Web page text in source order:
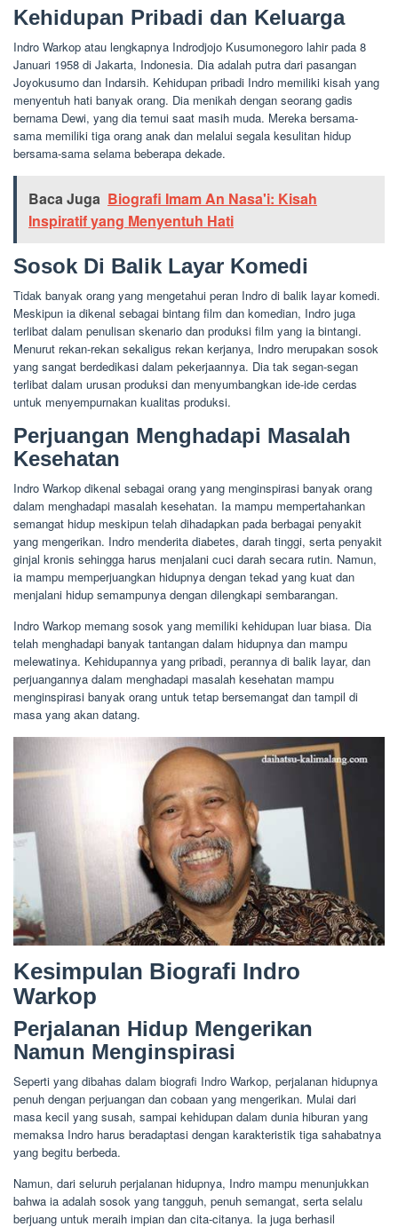
Kehidupan Pribadi dan Keluarga
Indro Warkop atau lengkapnya Indrodjojo Kusumonegoro lahir pada 8
Januari 1958 di Jakarta, Indonesia. Dia adalah putra dari pasangan
Joyokusumo dan Indarsih. Kehidupan pribadi Indro memiliki kisah yang
menyentuh hati banyak orang. Dia menikah dengan seorang gadis
bernama Dewi, yang dia temui saat masih muda. Mereka bersama-
sama memiliki tiga orang anak dan melalui segala kesulitan hidup
bersama-sama selama beberapa dekade.
Baca Juga Biografi Imam An Nasa'i: Kisah
Inspiratif yang Menyentuh Hati
Sosok Di Balik Layar Komedi
Tidak banyak orang yang mengetahui peran Indro di balik layar komedi.
Meskipun ia dikenal sebagai bintang film dan komedian, Indro juga
terlibat dalam penulisan skenario dan produksi film yang ia bintangi.
Menurut rekan-rekan sekaligus rekan kerjanya, Indro merupakan sosok
yang sangat berdedikasi dalam pekerjaannya. Dia tak segan-segan
terlibat dalam urusan produksi dan menyumbangkan ide-ide cerdas
untuk menyempurnakan kualitas produksi.
Perjuangan Menghadapi Masalah
Kesehatan
Indro Warkop dikenal sebagai orang yang menginspirasi banyak orang
dalam menghadapi masalah kesehatan. Ia mampu mempertahankan
semangat hidup meskipun telah dihadapkan pada berbagai penyakit
yang mengerikan. Indro menderita diabetes, darah tinggi, serta penyakit
ginjal kronis sehingga harus menjalani cuci darah secara rutin. Namun,
ia mampu memperjuangkan hidupnya dengan tekad yang kuat dan
menjalani hidup semampunya dengan dilengkapi sembarangan.
Indro Warkop memang sosok yang memiliki kehidupan luar biasa. Dia
telah menghadapi banyak tantangan dalam hidupnya dan mampu
melewatinya. Kehidupannya yang pribadi, perannya di balik layar, dan
perjuangannya dalam menghadapi masalah kesehatan mampu
menginspirasi banyak orang untuk tetap bersemangat dan tampil di
masa yang akan datang.
Kesimpulan Biografi Indro
Warkop
Perjalanan Hidup Mengerikan
Namun Menginspirasi
Seperti yang dibahas dalam biografi Indro Warkop, perjalanan hidupnya
penuh dengan perjuangan dan cobaan yang mengerikan. Mulai dari
masa kecil yang susah, sampai kehidupan dalam dunia hiburan yang
memaksa Indro harus beradaptasi dengan karakteristik tiga sahabatnya
yang begitu berbeda.
Namun, dari seluruh perjalanan hidupnya, Indro mampu menunjukkan
bahwa ia adalah sosok yang tangguh, penuh semangat, serta selalu
berjuang untuk meraih impian dan cita-citanya. Ia juga berhasil